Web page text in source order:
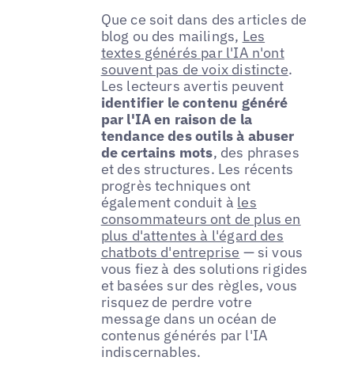
Que ce soit dans des articles de
blog ou des mailings, Les
textes générés par l'IA n'ont
souvent pas de voix distincte.
Les lecteurs avertis peuvent
identifier le contenu généré
par l'IA en raison de la
tendance des outils à abuser
de certains mots, des phrases
et des structures. Les récents
progrès techniques ont
également conduit à les
consommateurs ont de plus en
plus d'attentes à l'égard des
chatbots d'entreprise — si vous
vous fiez à des solutions rigides
et basées sur des règles, vous
risquez de perdre votre
message dans un océan de
contenus générés par l'IA
indiscernables.